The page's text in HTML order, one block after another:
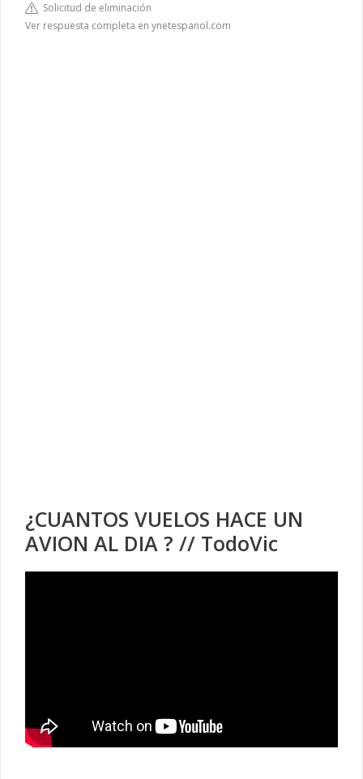
Solicitud de eliminación
Ver respuesta completa en ynetespanol.com
¿CUANTOS VUELOS HACE UN
AVION AL DIA ? // TodoVic